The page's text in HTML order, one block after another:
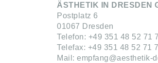
ÄSTHETIK IN DRESDEN
Postplatz 6
01067 Dresden
Telefon: +49 351 48 52 71
Telefax: +49 351 48 52 71
Mail: empfang@aesthetik-